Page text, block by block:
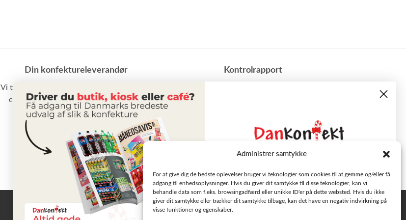
Administrer samtykke
For at give dig de bedste oplevelser bruger vi teknologier som cookies til at gemme og/eller få
adgang til enhedsoplysninger. Hvis du giver dit samtykke til disse teknologier, kan vi
behandle data som f.eks. browsingadfærd eller unikke ID'er på dette websted. Hvis du ikke
giver dit samtykke eller trækker dit samtykke tilbage, kan det have en negativ indvirkning på
visse funktioner og egenskaber.
Din konfektureleverandør
Vi tilbyder et stort udvalg af slik, chokolade,
chips samt vand m.m. til små som store
virksomheder
​Kontrolrapport
Privatlivspolitik
Læs tilbudsavisen
Se aktuelle tilbud